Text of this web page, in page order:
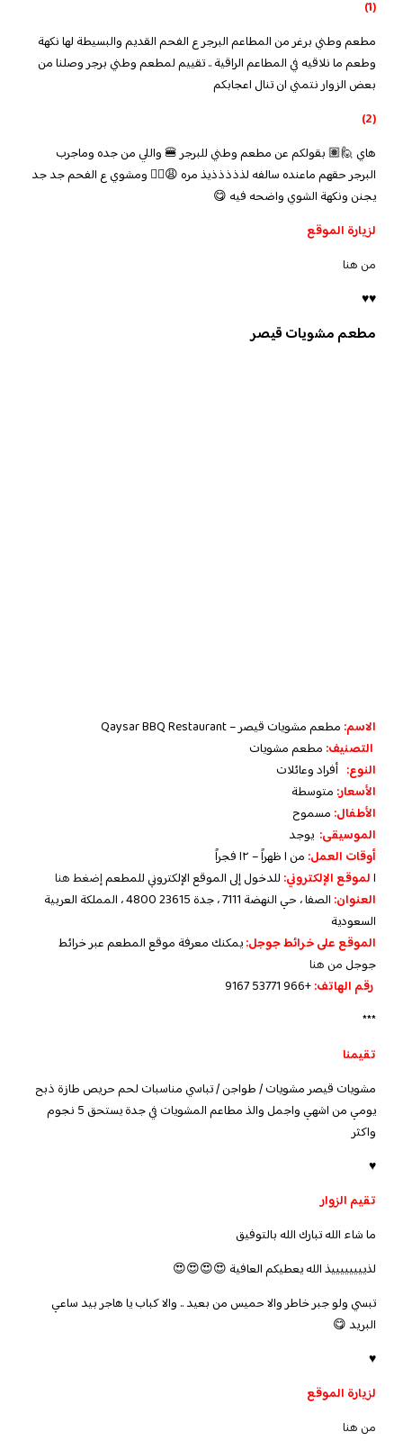
(1)
مطعم وطني برغر من المطاعم البرجر ع الفحم القديم والبسيطة لها نكهة
وطعم ما نلاقيه في المطاعم الراقية .. تقييم لمطعم وطني برجر وصلنا من
بعض الزوار نتمني ان تنال اعجابكم
(2)
هاي 🙋🏽 بقولكم عن مطعم وطني للبرجر 🍔 واللي من جده وماجرب
البرجر حقهم ماعنده سالفه لذذذذذيذ مره 😩👌🏼 ومشوي ع الفحم جد جد
يجنن ونكهة الشوي واضحه فيه 😋
لزيارة الموقع
من هنا
♥♥
مطعم مشويات قيصر
الاسم: مطعم مشويات قيصر – Qaysar BBQ Restaurant
التصنيف: مطعم مشويات
النوع: أفراد وعائلات
الأسعار: متوسطة
الأطفال: مسموح
الموسيقى: يوجد
أوقات العمل: من ١ ظهراً – ١٢ فجراً
الموقع الإلكتروني: للدخول إلى الموقع الإلكتروني للمطعمإضغط هنا
العنوان:
الصفا ، حي النهضة 7111 ، جدة 23615 4800 ، المملكة العربية
السعودية
الموقع على خرائط جوجل:يمكنك معرفة موقع المطعم عبر خرائط
جوجل من هنا
رقم الهاتف:+966 53771 9167
***
تقيمنا
مشويات قيصر مشويات / طواجن / تباسي مناسبات لحم حريص طازة ذبح
يومي من اشهي واجمل والذ مطاعم المشويات في جدة يستحق 5 نجوم
واكثر
♥
تقيم الزوار
ما شاء الله تبارك الله بالتوفيق
لذييييييييذ الله يعطيكم العافية 😍😍😍😍
تبسي ولو جبر خاطر والا حميس من بعيد .. والا كباب يا هاجر بيد ساعي
البريد 😋
♥
لزيارة الموقع
من هنا